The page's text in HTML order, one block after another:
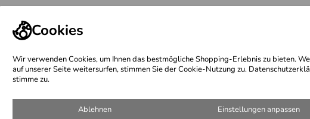
Cookies
Wir verwenden Cookies, um Ihnen das bestmögliche Shopping-Erlebnis zu bieten.
auf unserer Seite weitersurfen, stimmen Sie der Cookie-Nutzung zu.
stimme zu.
Ablehnen Einstellungen anpassen
Sonderangebote Wegebeschreibung @
als Blech oder Profil